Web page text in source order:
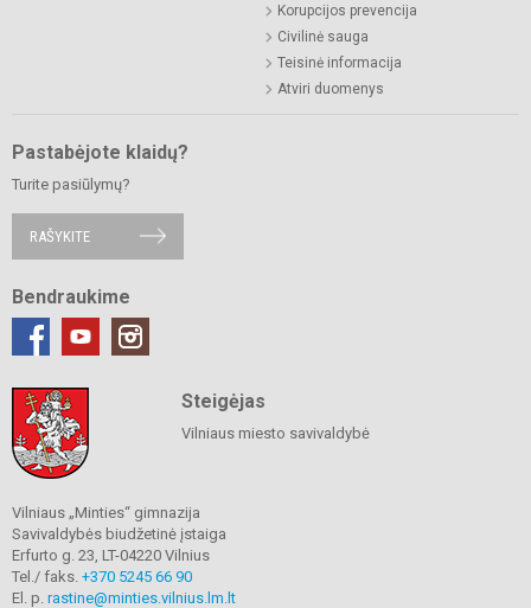
Korupcijos prevencija
Civilinė sauga
Teisinė informacija
Atviri duomenys
Pastabėjote klaidų?
Turite pasiūlymų?
RAŠYKITE
Bendraukime
Steigėjas
Vilniaus miesto savivaldybė
Vilniaus „Minties“ gimnazija
Savivaldybės biudžetinė įstaiga
Erfurto g. 23, LT-04220 Vilnius
Tel./ faks. +370 5245 66 90
El. p. rastine@minties.vilnius.lm.lt